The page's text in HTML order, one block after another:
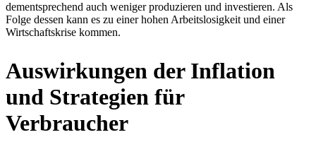
dementsprechend auch weniger produzieren und investieren. Als
Folge dessen kann es zu einer hohen Arbeitslosigkeit und einer
Wirtschaftskrise kommen.
Auswirkungen der Inflation
und Strategien für
Verbraucher